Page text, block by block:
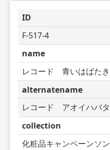
ID
F-517-4
name
レコード　青いはばたき
alternatename
レコード　アオイハバ
collection
化粧品キャンペーンソ